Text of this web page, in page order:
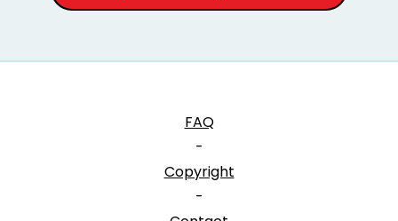
FAQ
-
Copyright
-